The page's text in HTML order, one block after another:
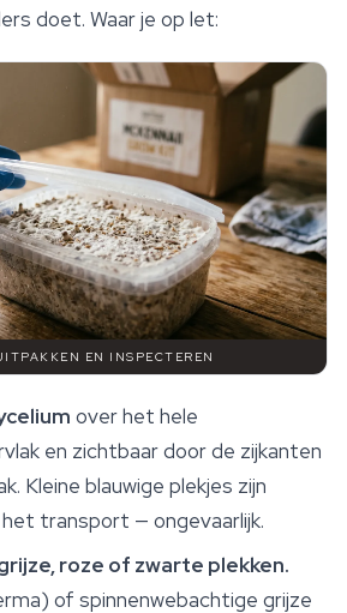
doet. Waar je op let:
EN INSPECTEREN
over het hele
en zichtbaar door de zijkanten
Kleine blauwige plekjes zijn
transport — ongevaarlijk.
roze of zwarte plekken.
of spinnenwebachtige grijze